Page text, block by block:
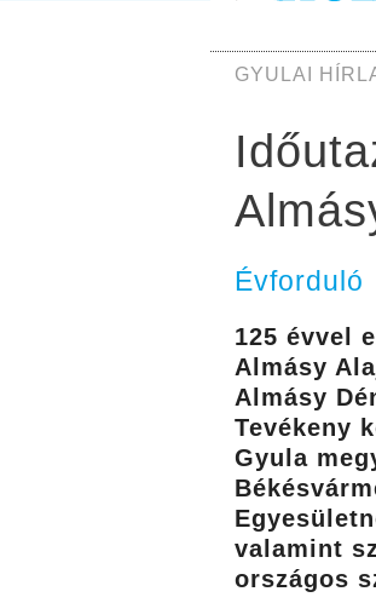
GYULAI
Évforduló
125 évvel
Almásy
Almásy
Tevékeny
Gyula
valamint
országos